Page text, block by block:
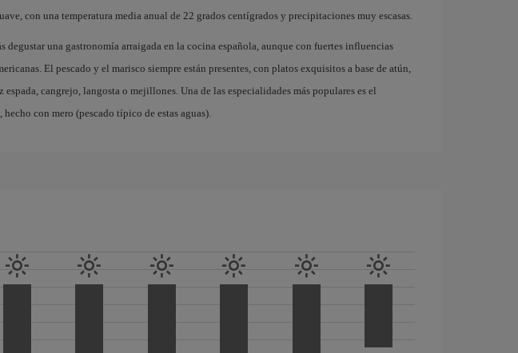
con una temperatura media anual de 22 grados centígrados y precipitaciones muy escasas.
degustar una gastronomía arraigada en la cocina española, aunque con fuertes influencias
El pescado y el marisco siempre están presentes, con platos exquisitos a base de atún,
espada, cangrejo, langosta o mejillones. Una de las especialidades más populares es el
con mero (pescado típico de estas aguas).